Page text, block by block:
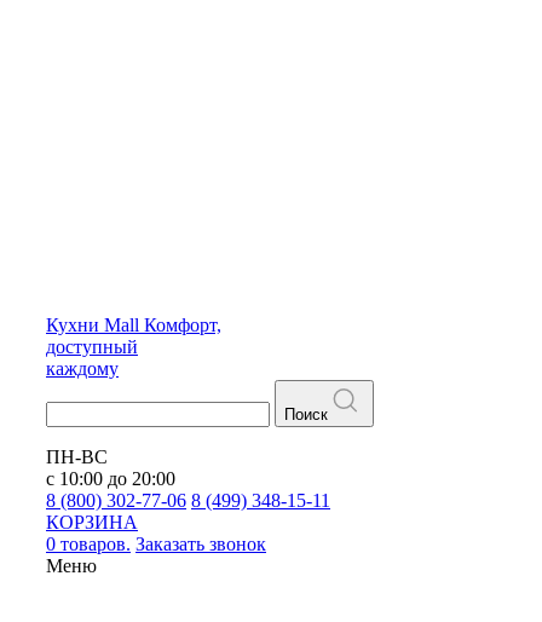
Кухни Mall Комфорт,
доступный
каждому
Поиск
ПН-ВС
с 10:00 до 20:00
8 (800) 302-77-06 8 (499) 348-15-11
КОРЗИНА
0 товаров. Заказать звонок
Меню